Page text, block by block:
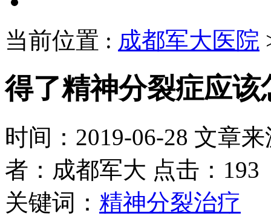
当前位置 : 成都军大医院
得了精神分裂症应该
时间：2019-06-28 文章
者：成都军大 点击：193
关键词： 精神分裂治疗